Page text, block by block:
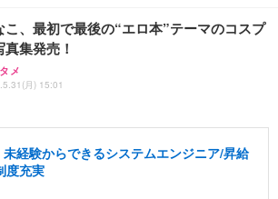
こ、最初で最後の“エロ本”テーマのコスプ
真集発売！
メ
月) 15:01
未経験からできるシステムエンジニア/昇給
度充実